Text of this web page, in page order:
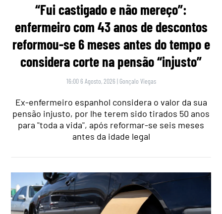
“Fui castigado e não mereço”:
enfermeiro com 43 anos de descontos
reformou-se 6 meses antes do tempo e
considera corte na pensão “injusto”
16:00 6 Agosto, 2026 | Gonçalo Viegas
Ex-enfermeiro espanhol considera o valor da sua
pensão injusto, por lhe terem sido tirados 50 anos
para "toda a vida", após reformar-se seis meses
antes da idade legal